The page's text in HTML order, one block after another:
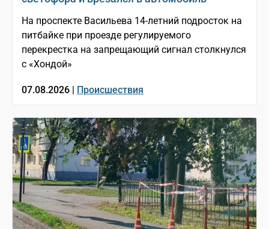
На проспекте Васильева 14-летний подросток на
питбайке при проезде регулируемого
перекрестка на запрещающий сигнал столкнулся
с «Хондой»
07.08.2026 | Происшествия